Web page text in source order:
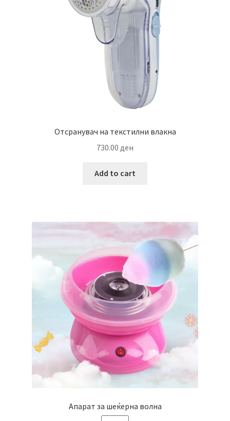
Отсранувач на текстилни влакна
730.00 ден
Add to cart
Апарат за шеќерна волна